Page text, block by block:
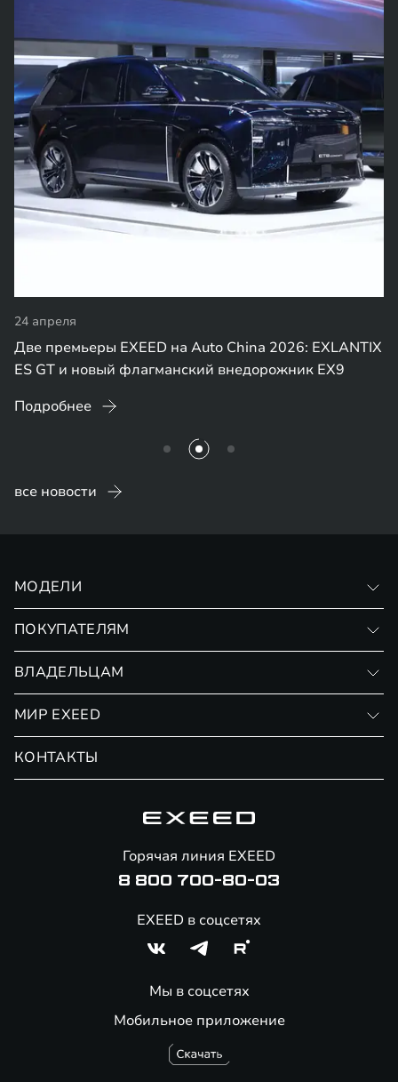
24 апреля
Две премьеры EXEED на Auto China 2026: EXLANTIX
ES GT и новый флагманский внедорожник EX9
Подробнее
все новости
МОДЕЛИ
ПОКУПАТЕЛЯМ
Страхование
ВЛАДЕЛЬЦАМ
Сервис
Помощь на дорогах
МИР EXEED
КОНТАКТЫ
Мобильное приложение
Горячая линия EXEED
8 800 700-80-03
EXEED в соцсетях
Мы в соцсетях